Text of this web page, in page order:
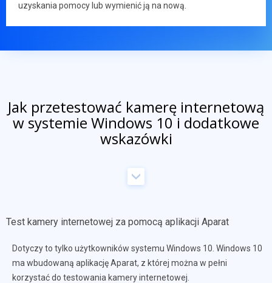
uzyskania pomocy lub wymienić ją na nową.
Jak przetestować kamerę internetową
w systemie Windows 10 i dodatkowe
wskazówki
Test kamery internetowej za pomocą aplikacji Aparat
Dotyczy to tylko użytkowników systemu Windows 10. Windows 10
ma wbudowaną aplikację Aparat, z której można w pełni
korzystać do testowania kamery internetowej.